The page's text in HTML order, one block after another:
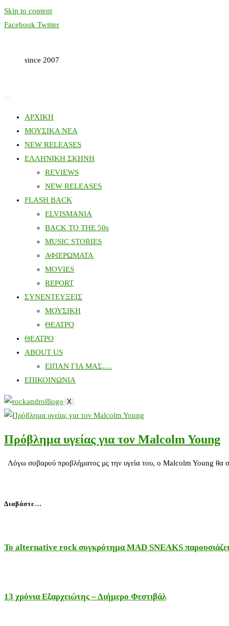
Skip to content
Facebook Twitter
since 2007
ΑΡΧΙΚΗ
ΜΟΥΣΙΚΑ ΝΕΑ
NEW RELEASES
ΕΛΛΗΝΙΚΗ ΣΚΗΝΗ
REVIEWS
NEW RELEASES
FLASH BACK
ELVISMANIA
BACK TO THE 50s
MUSIC STORIES
ΑΦΙΕΡΩΜΑΤΑ
MOVIES
REPORT
ΣΥΝΕΝΤΕΥΞΕΙΣ
ΜΟΥΣΙΚΗ
ΘΕΑΤΡΟ
ΘΕΑΤΡΟ
ABOUT US
ΕΙΠΑΝ ΓΙΑ ΜΑΣ….
ΕΠΙΚΟΙΝΩΝΙΑ
X
Πρόβλημα υγείας για τον Malcolm Young
Λόγω σοβαρού προβλήματος μς την υγεία του, ο Malcolm Young θα
Διαβάστε…
Το alternative rock συγκρότημα MAD SNEAKS
13 χρόνια Εξαρχειώτης – Διήμερο Φεστιβάλ